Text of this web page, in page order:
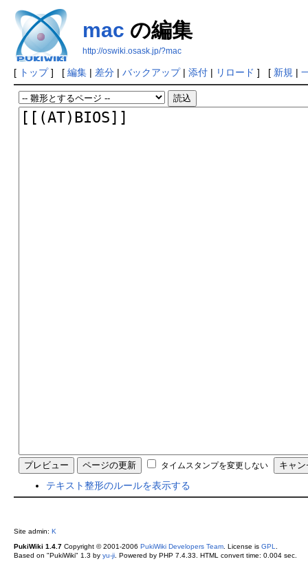
mac の編集
http://oswiki.osask.jp/?mac
[ トップ] [ 編集| 差分| バックアップ| 添付| リロード ] [ 新規 |
タイムスタンプを変更しない
テキスト整形のルールを表示する
Site admin: K
PukiWiki 1.4.7Copyright © 2001-2006 PukiWiki Developers Team. License is GPL
Based on "PukiWiki" 1.3 by yu-ji. Powered by PHP 7.4.33. HTML convert time: 0.004 sec.